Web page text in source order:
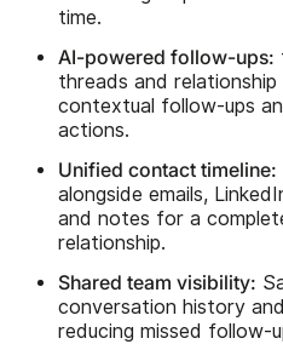
time.
AI-powered follow-ups:
threads and
contextual follow-ups
actions.
Unified contact timeline:
alongside emails,
and notes for a
relationship.
Shared team visibility:
conversation history
reducing missed follow-